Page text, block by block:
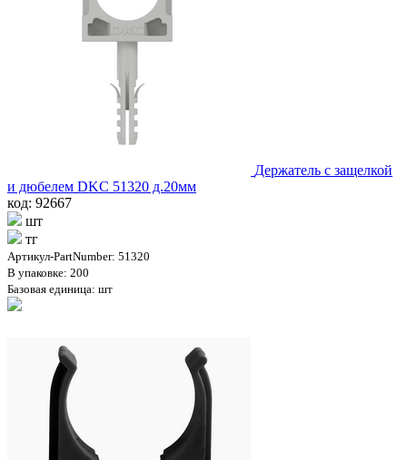
Держатель с защелкой
и дюбелем DKC 51320 д.20мм
код: 92667
шт
тг
Артикул-PartNumber: 51320
В упаковке: 200
Базовая единица: шт